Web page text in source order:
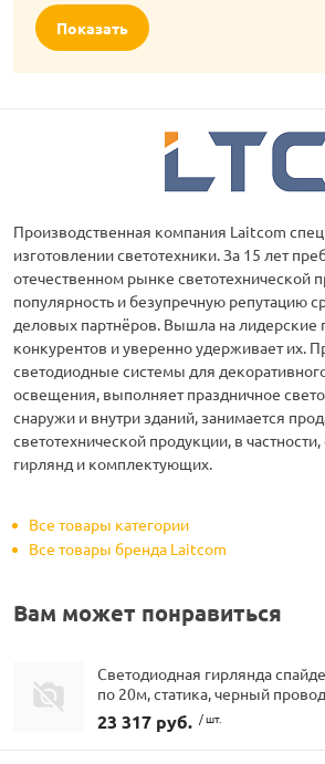
Показать
Производственная компания Laitcom
изготовлении светотехники. За 15 лет
отечественном рынке светотехнической
популярность и безупречную репутацию
деловых партнёров. Вышла на лидерские
конкурентов и уверенно удерживает их.
светодиодные системы для
освещения, выполняет праздничное
снаружи и внутри зданий, занимается
светотехнической продукции, в
гирлянд и комплектующих.
Все товары категории
Все товары бренда Laitcom
Вам может понравиться
Светодиодная гирлянда
по 20м, статика, черный
23 317 руб. / шт.